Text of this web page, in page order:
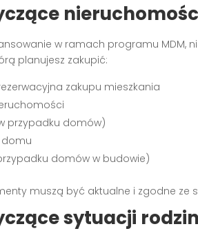
w ramach programu MDM,
planujesz zakupić:
zakupu mieszkania
przypadku domów)
domu
domów w budowie)
muszą być aktualne i zgodne ze
sytuacji